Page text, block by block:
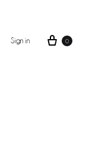
Sign in 0